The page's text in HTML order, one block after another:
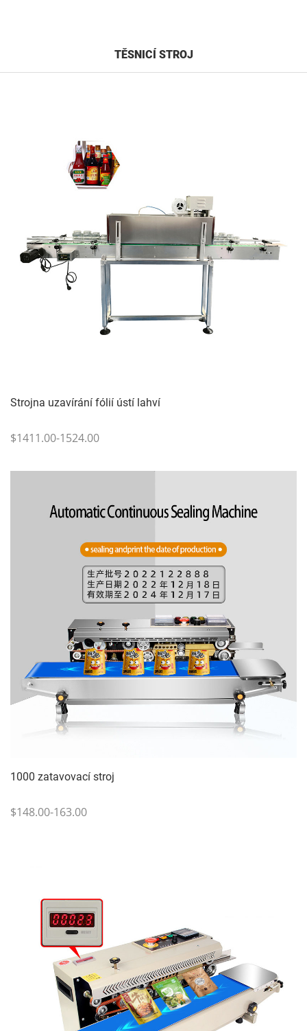
TĚSNICÍ STROJ
Strojna uzavírání fólií ústí lahví
$1411.00-1524.00
1000 zatavovací stroj
$148.00-163.00